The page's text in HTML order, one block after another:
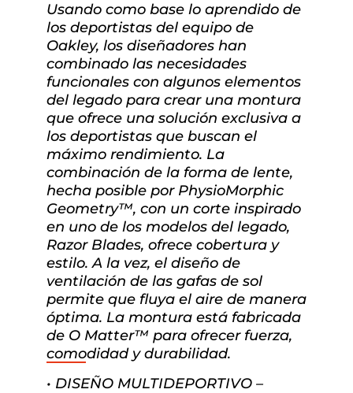
Usando como base lo aprendido de
los deportistas del equipo de
Oakley, los diseñadores han
combinado las necesidades
funcionales con algunos elementos
del legado para crear una montura
que ofrece una solución exclusiva a
los deportistas que buscan el
máximo rendimiento. La
combinación de la forma de lente,
hecha posible por PhysioMorphic
Geometry™, con un corte inspirado
en uno de los modelos del legado,
Razor Blades, ofrece cobertura y
estilo. A la vez, el diseño de
ventilación de las gafas de sol
permite que fluya el aire de manera
óptima. La montura está fabricada
de O Matter™ para ofrecer fuerza,
comodidad y durabilidad.
• DISEÑO MULTIDEPORTIVO –